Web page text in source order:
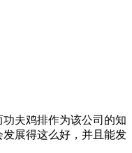
夫鸡排作为该公司的知
展得这么好，并且能发